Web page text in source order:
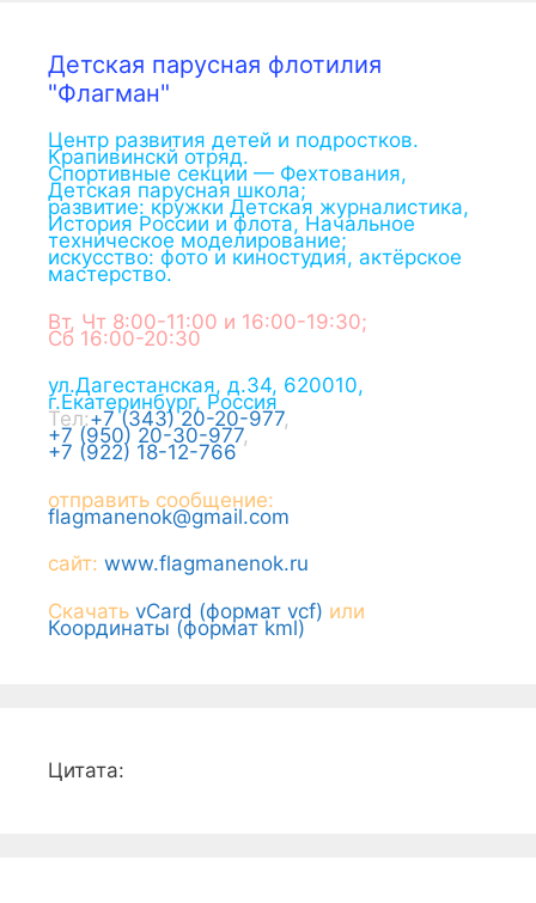
Детская парусная флотилия
"Флагман"
Центр развития детей и подростков.
Крапивинскй отряд.
Спортивные секции — Фехтования,
Детская парусная школа;
развитие: кружки Детская журналистика,
История России и флота, Начальное
техническое моделирование;
искусство: фото и киностудия, актёрское
мастерство.
Вт, Чт 8:00-11:00 и 16:00-19:30;
Сб 16:00-20:30
ул.Дагестанская, д.34, 620010,
г.Екатеринбург, Россия
Тел:+7 (343) 20-20-977,
+7 (950) 20-30-977,
+7 (922) 18-12-766
отправить сообщение:
flagmanenok@gmail.com
сайт: www.flagmanenok.ru
Скачать vCard (формат vcf) или
Координаты (формат kml)
Цитата: